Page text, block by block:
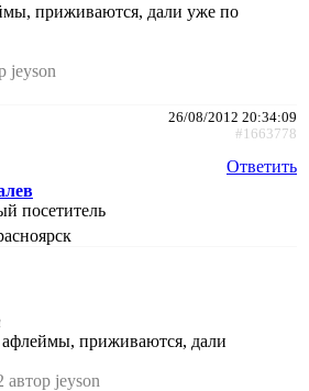
приживаются, дали уже по
jeyson
26/08/2012 20:34:09
#1663778
Ответить
посетитель
афлеймы, приживаются, дали
jeyson